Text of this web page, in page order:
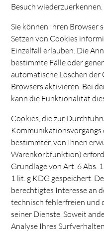
Besuch wiederzuerkennen.
Sie können Ihren Browser
Setzen von Cookies
Einzelfall erlauben. Die
bestimmte Fälle oder
automatische Löschen der
Browsers aktivieren. Bei
kann die Funktionalität
Cookies, die zur
bestimmter, von Ihnen
Warenkorbfunktion)
Grundlage von Art. 6 Abs.
1 lit. g KDG gespeichert.
berechtigtes Interesse an
technisch fehlerfreien
seiner Dienste. Soweit
Analyse Ihres